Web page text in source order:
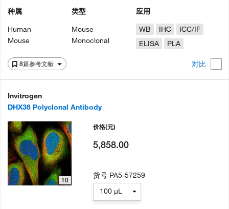
8篇参考文献 对比
种属
Human
Mouse
类型
Mouse
Monoclonal
应用
WB
IHC
ICC/IF
ELISA
PLA
Invitrogen
DHX36 Polyclonal Antibody
10
价格(元)
5,858.00
货号 PA5-57259
100 µL